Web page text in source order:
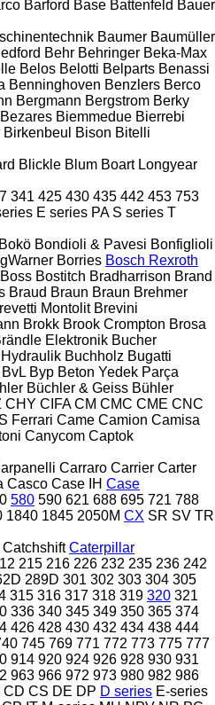
Barford Base Battenfeld Bauer
Baumer Baumüller
Behr Behringer Beka-Max
Belos Belotti Belparts Benassi
Benninghoven Benzlers Berco
Bergmann Bergstrom Berky
Bezares Biemmedue Bierrebi
Birkenbeul Bison Bitelli
Blickle Blum Boart Longyear
341 425 430 435 442 453 753
E series PA S series T
Bokö Bondioli & Pavesi Bonfiglioli
Borries Bosch Rexroth
Boss Bostitch Bradharrison Brand
Braud Braun Braun Brehmer
Montolit Brevini
Brokk Brook Crompton Brosa
Elektronik Bucher
Buchholz Bugatti
BvL Byp Beton Yedek Parça
Büchler & Geiss Bühler
CHY CIFA CM CMC CME CNC
Ferrari Came Camion Camisa
Canycom Captok
Carraro Carrier Carter
Casco Case IH Case
580 590 621 688 695 721 788
1840 1845 2050M CX SR SV TR
Catchshift Caterpillar
215 216 226 232 235 236 242
289D 301 302 303 304 305
315 316 317 318 319 320 321
336 340 345 349 350 365 374
426 428 430 432 434 438 444
745 769 771 772 773 775 777
914 920 924 926 928 930 931
963 966 972 973 980 982 986
CD CS DE DP D series E-series